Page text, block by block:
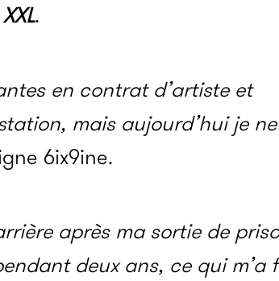
XXL.
en contrat d’artiste et
mais aujourd’hui je ne
6ix9ine.
après ma sortie de
deux ans, ce qui m’a